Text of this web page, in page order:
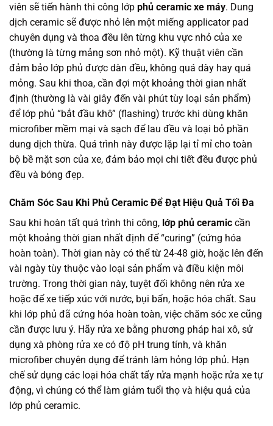
viên sẽ tiến hành thi công lớp phủ ceramic xe máy. Dung
dịch ceramic sẽ được nhỏ lên một miếng applicator pad
chuyên dụng và thoa đều lên từng khu vực nhỏ của xe
(thường là từng mảng sơn nhỏ một). Kỹ thuật viên cần
đảm bảo lớp phủ được dàn đều, không quá dày hay quá
mỏng. Sau khi thoa, cần đợi một khoảng thời gian nhất
định (thường là vài giây đến vài phút tùy loại sản phẩm)
để lớp phủ “bắt đầu khô” (flashing) trước khi dùng khăn
microfiber mềm mại và sạch để lau đều và loại bỏ phần
dung dịch thừa. Quá trình này được lặp lại tỉ mỉ cho toàn
bộ bề mặt sơn của xe, đảm bảo mọi chi tiết đều được phủ
đều và bóng đẹp.
Chăm Sóc Sau Khi Phủ Ceramic Để Đạt Hiệu Quả Tối Đa
Sau khi hoàn tất quá trình thi công, lớp phủ ceramic cần
một khoảng thời gian nhất định để “curing” (cứng hóa
hoàn toàn). Thời gian này có thể từ 24-48 giờ, hoặc lên đến
vài ngày tùy thuộc vào loại sản phẩm và điều kiện môi
trường. Trong thời gian này, tuyệt đối không nên rửa xe
hoặc để xe tiếp xúc với nước, bụi bẩn, hoặc hóa chất. Sau
khi lớp phủ đã cứng hóa hoàn toàn, việc chăm sóc xe cũng
cần được lưu ý. Hãy rửa xe bằng phương pháp hai xô, sử
dụng xà phòng rửa xe có độ pH trung tính, và khăn
microfiber chuyên dụng để tránh làm hỏng lớp phủ. Hạn
chế sử dụng các loại hóa chất tẩy rửa mạnh hoặc rửa xe tự
động, vì chúng có thể làm giảm tuổi thọ và hiệu quả của
lớp phủ ceramic.